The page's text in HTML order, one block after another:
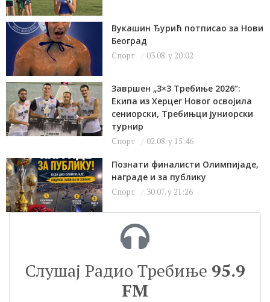
Вукашин Ђурић потписао за Нови
Београд
Спорт 03.08. у 20:02
Завршен „3×3 Требиње 2026“:
Екипа из Херцег Новог освојила
сениорски, Требињци јуниорски
турнир
Спорт 02.08. у 15:46
Познати финалисти Олимпијаде,
награде и за публику
Спорт 30.07. у 21:26
Слушај Радио Требиње 95.9
FM